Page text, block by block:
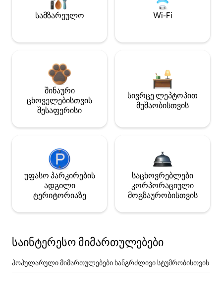
სამზარეულო Wi-Fi
შინაური
ცხოველებისთვის
შესაფერისი
სივრცე ლეპტოპით
მუშაობისთვის
უფასო პარკირების
ადგილი
ტერიტორიაზე
საცხოვრებლები
კორპორაციული
მოგზაურობისთვის
საინტერესო მიმართულებები
პოპულარული მიმართულებები ხანგრძლივი სტუმრობისთვის